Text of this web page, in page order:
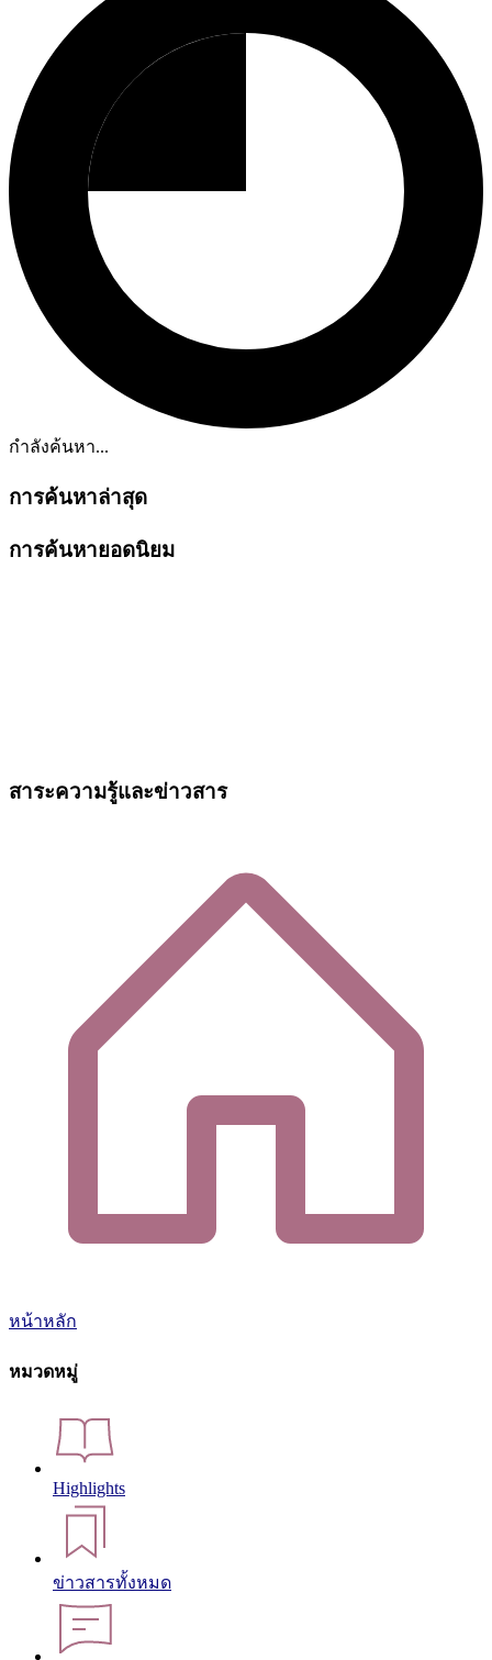
กำลังค้นหา...
การค้นหาล่าสุด
การค้นหายอดนิยม
สาระความรู้และข่าวสาร
หน้าหลัก
หมวดหมู่
Highlights
ข่าวสารทั้งหมด